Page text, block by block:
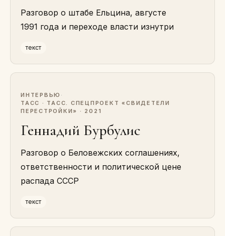
Разговор о штабе Ельцина, августе
1991 года и переходе власти изнутри
текст
ИНТЕРВЬЮ ·
ТАСС · ТАСС. СПЕЦПРОЕКТ «СВИДЕТЕЛИ
ПЕРЕСТРОЙКИ» · 2021
Геннадий Бурбулис
Разговор о Беловежских соглашениях,
ответственности и политической цене
распада СССР
текст